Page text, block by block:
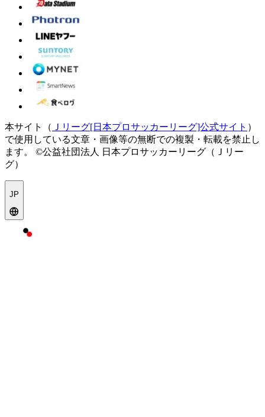
本サイト（ Ｊリーグ[日本プロサッカーリーグ]公式サイト ）
で使用している文章・画像等の無断での複製・転載を禁止し
ます。
©公益社団法人 日本プロサッカーリーグ（Ｊリー
グ）
JP